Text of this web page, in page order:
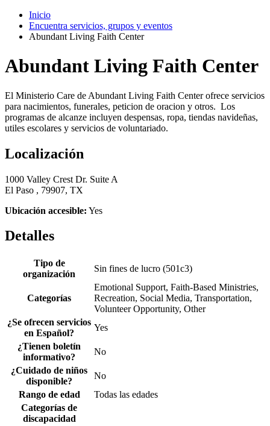
Inicio
Encuentra servicios, grupos y eventos
Abundant Living Faith Center
Abundant Living Faith Center
El Ministerio Care de Abundant Living Faith Center ofrece servicios
para nacimientos, funerales, peticion de oracion y otros. Los
programas de alcanze incluyen despensas, ropa, tiendas navideñas,
utiles escolares y servicios de voluntariado.
Localización
1000 Valley Crest Dr. Suite A
El Paso , 79907, TX
Ubicación accesible: Yes
Detalles
Tipo de
organización
Sin fines de lucro (501c3)
Categorías
Emotional Support, Faith-Based Ministries,
Recreation, Social Media, Transportation,
Volunteer Opportunity, Other
¿Se ofrecen servicios
en Español?
Yes
¿Tienen boletín
informativo?
No
¿Cuidado de niños
disponible?
No
Rango de edad
Todas las edades
Categorías de
discapacidad